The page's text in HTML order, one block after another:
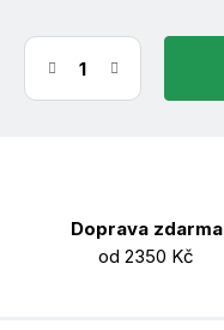
Doprava zdarma
od 2350 Kč